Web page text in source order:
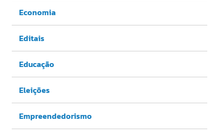
Economia
Editais
Educação
Eleições
Empreendedorismo